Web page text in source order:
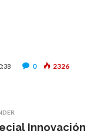
0 2326
Innovación